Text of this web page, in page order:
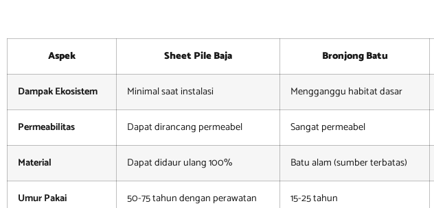
Aspek Sheet Pile Baja Bronjong Batu
Dampak Ekosistem Minimal saat instalasi Mengganggu habitat dasar
Permeabilitas Dapat dirancang permeabel Sangat permeabel
Material Dapat didaur ulang 100% Batu alam (sumber terbatas)
Umur Pakai 50-75 tahun dengan perawatan 15-25 tahun